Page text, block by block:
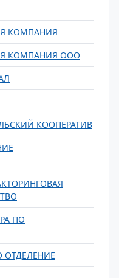
КОМПАНИЯ
КОМПАНИЯ ООО
КООПЕРАТИВ
ПО
ОТДЕЛЕНИЕ